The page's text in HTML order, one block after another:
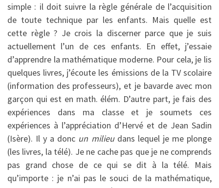
simple : il doit suivre la règle générale de l’acquisition
de toute technique par les enfants. Mais quelle est
cette règle ? Je crois la discerner parce que je suis
actuellement l’un de ces enfants. En effet, j’essaie
d’apprendre la mathématique moderne. Pour cela, je lis
quelques livres, j’écoute les émissions de la TV scolaire
(information des professeurs), et je bavarde avec mon
garçon qui est en math. élém. D’autre part, je fais des
expériences dans ma classe et je soumets ces
expériences à l’appréciation d’Hervé et de Jean Sadin
(Isère). Il y a donc un milieudans lequel je me plonge
(les livres, la télé). Je ne cache pas que je ne comprends
pas grand chose de ce qui se dit à la télé. Mais
qu’importe : je n’ai pas le souci de la mathématique,